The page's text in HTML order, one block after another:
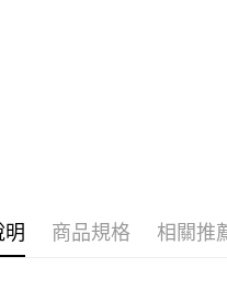
明 商品規格 相關推